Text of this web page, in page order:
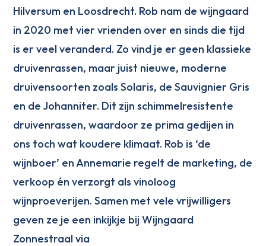
Hilversum en Loosdrecht. Rob nam de wijngaard
in 2020 met vier vrienden over en sinds die tijd
is er veel veranderd. Zo vind je er geen klassieke
druivenrassen, maar juist nieuwe, moderne
druivensoorten zoals Solaris, de Sauvignier Gris
en de Johanniter. Dit zijn schimmelresistente
druivenrassen, waardoor ze prima gedijen in
ons toch wat koudere klimaat. Rob is ‘de
wijnboer’ en Annemarie regelt de marketing, de
verkoop én verzorgt als vinoloog
wijnproeverijen. Samen met vele vrijwilligers
geven ze je een inkijkje bij Wijngaard
Zonnestraal via